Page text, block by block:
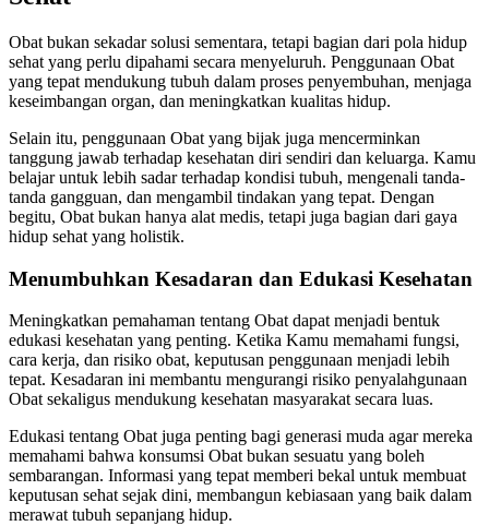
Obat bukan sekadar solusi sementara, tetapi bagian dari pola hidup
sehat yang perlu dipahami secara menyeluruh. Penggunaan Obat
yang tepat mendukung tubuh dalam proses penyembuhan, menjaga
keseimbangan organ, dan meningkatkan kualitas hidup.
Selain itu, penggunaan Obat yang bijak juga mencerminkan
tanggung jawab terhadap kesehatan diri sendiri dan keluarga. Kamu
belajar untuk lebih sadar terhadap kondisi tubuh, mengenali tanda-
tanda gangguan, dan mengambil tindakan yang tepat. Dengan
begitu, Obat bukan hanya alat medis, tetapi juga bagian dari gaya
hidup sehat yang holistik.
Menumbuhkan Kesadaran dan Edukasi Kesehatan
Meningkatkan pemahaman tentang Obat dapat menjadi bentuk
edukasi kesehatan yang penting. Ketika Kamu memahami fungsi,
cara kerja, dan risiko obat, keputusan penggunaan menjadi lebih
tepat. Kesadaran ini membantu mengurangi risiko penyalahgunaan
Obat sekaligus mendukung kesehatan masyarakat secara luas.
Edukasi tentang Obat juga penting bagi generasi muda agar mereka
memahami bahwa konsumsi Obat bukan sesuatu yang boleh
sembarangan. Informasi yang tepat memberi bekal untuk membuat
keputusan sehat sejak dini, membangun kebiasaan yang baik dalam
merawat tubuh sepanjang hidup.